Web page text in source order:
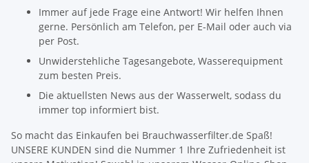
Immer auf jede Frage eine Antwort! Wir helfen Ihnen
gerne. Persönlich am Telefon, per E-Mail oder auch via
per Post.
Unwiderstehliche Tagesangebote, Wasserequipment
zum besten Preis.
Die aktuellsten News aus der Wasserwelt, sodass du
immer top informiert bist.
So macht das Einkaufen bei Brauchwasserfilter.de Spaß!
UNSERE KUNDEN sind die Nummer 1 Ihre Zufriedenheit ist